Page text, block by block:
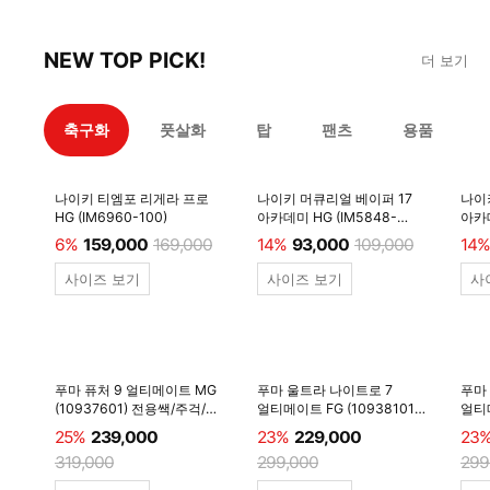
NEW TOP PICK! 더 보기
축구화 풋살화 탑 팬츠 용품
나이키 티엠포 리게라 프로
HG (IM6960-100)
6% 159,000 169,000
사이즈 보기
나이키 머큐리얼 베이퍼 17
아카데미 HG (IM5848-
600)
14% 93,000 109,000
사이즈 보기
나
아
14%
사
푸마 퓨처 9 얼티메이트 MG
(10937601) 전용쌕/주걱/
양말 #
25% 239,000
319,000
푸마 울트라 나이트로 7
얼티메이트 FG (10938101)
전용쌕/주걱/양말 #
23% 229,000
299,000
푸
얼
전